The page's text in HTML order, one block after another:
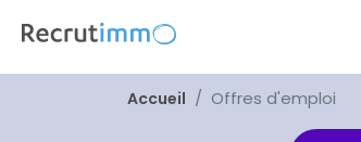
Accueil Offres d'emploi